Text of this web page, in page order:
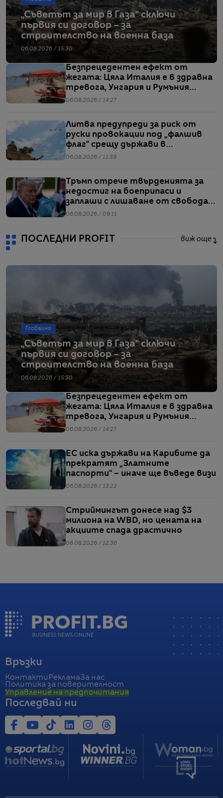
„Съветът за мир в Газа“ сключи
първия си договор – за
строителство на военна база
06.08.2026 / 15:30
Безпрецедентен ефект от
жегата: Цяла Италия е в здравна
тревога, Унгария и Румъния
пестят електричество
06.08.2026 / 14:27
Литва предупреди за риск от
руски провокации под „фалшив
флаг“ срещу държави в
Балтийския регион
06.08.2026 / 11:39
Тръмп отрече твърденията за
недостиг на боеприпаси и
заплаши с лишаване от свобода
хората, които разпространяват
06.08.2026 / 09:11
ПОСЛЕДНИ PROFIT виж още
Глобално
„Съветът за мир в Газа“ сключи
първия си договор – за
строителство на военна база
06.08.2026 / 15:30
Безпрецедентен ефект от
жегата: Цяла Италия е в здравна
тревога, Унгария и Румъния
пестят електричество
06.08.2026 / 14:27
ЕС иска държави на Карибите да
прекратят „Златните
паспорти“ – иначе ще въведе визи
06.08.2026 / 13:22
Стриймингът донесе над $3
милиона на WBD, но цената на
акциите спада драстично
06.08.2026 / 12:36
Връзки
Контакти РекламаЗа нас
Политика за поверителност
Управление на предпочитания
Последвай ни